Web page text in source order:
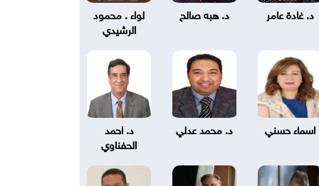
د. غادة عامر د. هبه صالح
لواء . محمود
الرشيدي
اسماء حسني د. محمد عدلي
د. احمد
الحفناوي